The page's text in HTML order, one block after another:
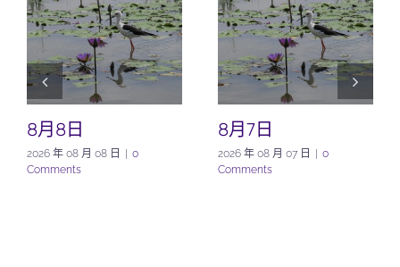
8月8日
2026 年 08 月 08 日
0
Comments
8月7日
2026 年 08 月 07 日
0
Comments